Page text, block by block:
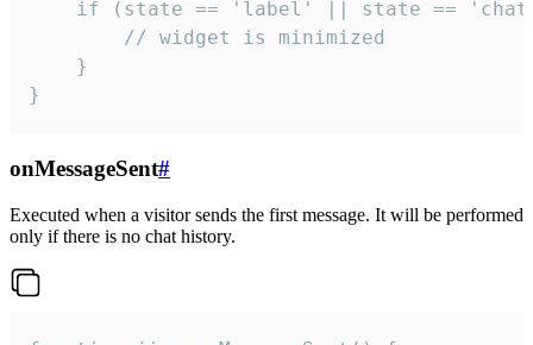
if (state == 'label' || state ==
        // widget is minimized
    }
}
onMessageSent#
Executed when a visitor sends the first message. It will be performed
only if there is no chat history.